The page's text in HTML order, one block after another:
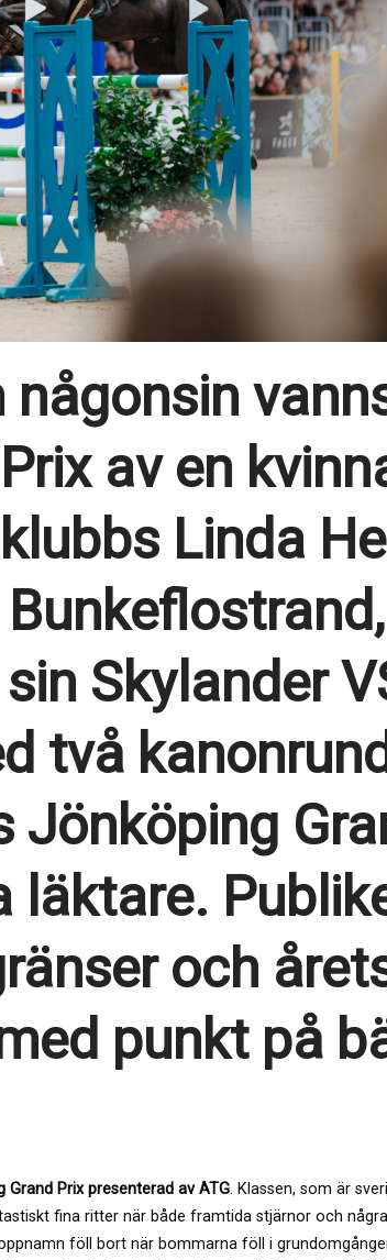
någonsin
av en
Linda
Skylander
två
Jönköping
läktare.
och
punkt på
Grand Prix presenterad av ATG. Klassen, som är
fina ritter när både framtida stjärnor och
föll bort när bommarna föll i